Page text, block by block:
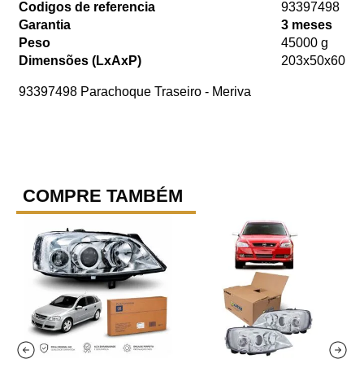
Codigos de referencia
93397498
Garantia
3 meses
Peso
45000 g
Dimensões (LxAxP)
203x50x60
93397498 Parachoque Traseiro - Meriva
COMPRE TAMBÉM